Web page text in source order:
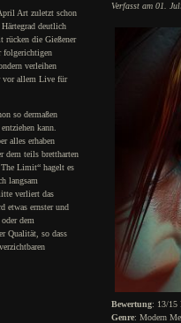
Verfasst am 01.
Art zuletzt schon
deutlich
rücken die Gießener
folgerichtigen
verleihen
vor allem Live für
so dermaßen
kann.
alles erhaben
dem teils brettharten
Limit“ hagelt es
langsam
verliert das
etwas ernster und
dem
Qualität, so dass
Bewertung: 13/15
Genre: Modern